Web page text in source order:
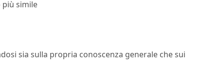
simile
sia sulla propria conoscenza generale che sui